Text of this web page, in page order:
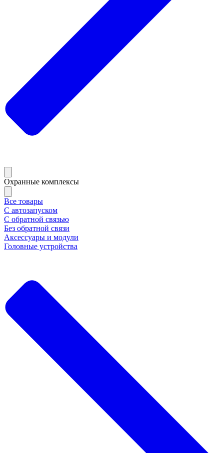
Охранные комплексы
Все товары
С автозапуском
С обратной связью
Без обратной связи
Аксессуары и модули
Головные устройства